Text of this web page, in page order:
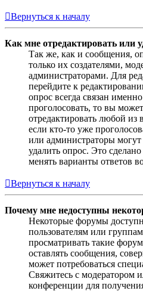
Вернуться к началу
Как мне отредактировать или
Так же, как и сообщения,
только их создателями,
администраторами. Для
перейдите к
опрос всегда связан
проголосовать, то вы
отредактировать любой из
если кто-то уже
или администраторы могут
удалить опрос. Это
менять варианты ответов
Вернуться к началу
Почему мне недоступны
Некоторые форумы
пользователям или
просматривать такие
оставлять сообщения,
может потребоваться
Свяжитесь с модератором
конференции для